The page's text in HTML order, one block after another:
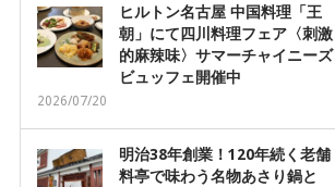
ヒルトン名古屋 中国料理「王
朝」にて四川料理フェア〈刺激
的麻辣味〉サマーチャイニーズ
ビュッフェ開催中
2026/07/20
明治38年創業！120年続く老舗
料亭で味わう名物あさり鍋と